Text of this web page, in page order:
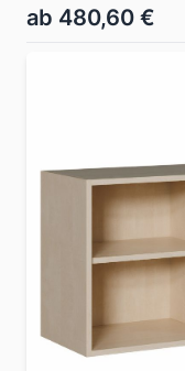
ab 480,60 €